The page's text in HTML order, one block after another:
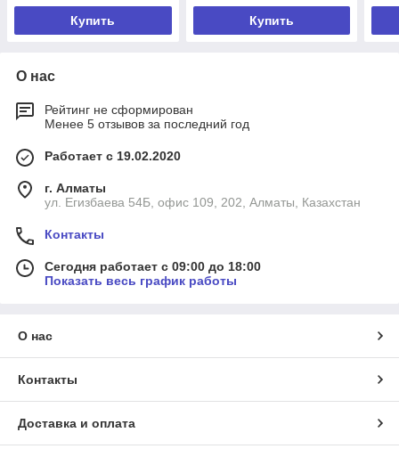
Купить Купить
О нас
Рейтинг не сформирован
Менее 5 отзывов за последний год
Работает с 19.02.2020
г. Алматы
ул. Егизбаева 54Б, офис 109, 202, Алматы, Казахстан
Контакты
Сегодня работает с 09:00 до 18:00
Показать весь график работы
О нас
Контакты
Доставка и оплата